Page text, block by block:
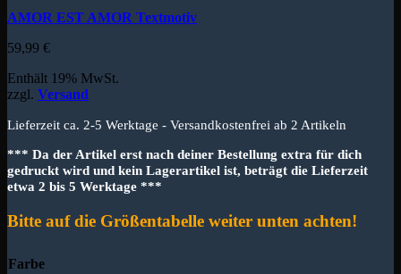
AMOR EST AMOR Textmotiv
59,99 €
Enthält 19% MwSt.
zzgl. Versand
Lieferzeit ca. 2-5 Werktage - Versandkostenfrei ab 2 Artikeln
*** Da der Artikel erst nach deiner Bestellung extra für dich
gedruckt wird und kein Lagerartikel ist, beträgt die Lieferzeit
etwa 2 bis 5 Werktage ***
Bitte auf die Größentabelle weiter unten achten!
Farbe